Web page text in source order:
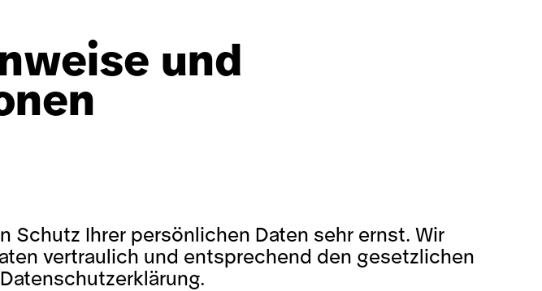
und
Schutz Ihrer persönlichen Daten sehr ernst. Wir
vertraulich und entsprechend den gesetzlichen